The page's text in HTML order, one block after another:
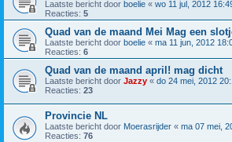
Laatste bericht door boelie « wo 11 jul, 2012
Reacties: 5
Quad van de maand Mei Mag een
Laatste bericht door boelie « ma 11 jun, 2012
Reacties: 6
Quad van de maand april! mag dicht
Laatste bericht door Jazzy « do 24 mei, 2012
Reacties: 23
Provincie NL
Laatste bericht door Moerasrijder « ma 07 mei,
Reacties: 76